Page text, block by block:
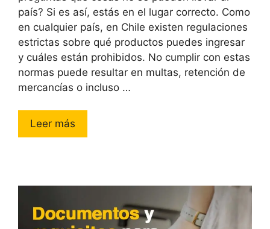
país? Si es así, estás en el lugar correcto. Como
en cualquier país, en Chile existen regulaciones
estrictas sobre qué productos puedes ingresar
y cuáles están prohibidos. No cumplir con estas
normas puede resultar en multas, retención de
mercancías o incluso …
Leer más